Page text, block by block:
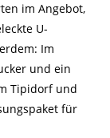
im Angebot,
U-
Im
und ein
Tipidorf und
für